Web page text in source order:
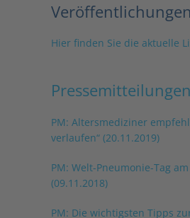
Hier finden Sie die aktuelle
PM: Altersmediziner
verlaufen“ (20.11.2019)
PM: Welt-Pneumonie-Tag
(09.11.2018)
PM: Die wichtigsten Tipps